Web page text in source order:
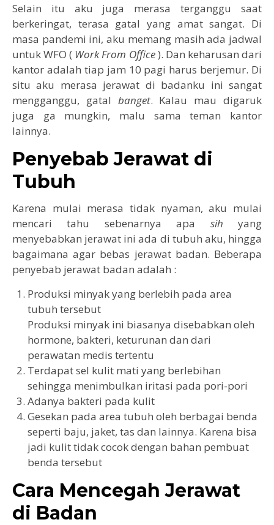
Selain itu aku juga merasa terganggu saat
berkeringat, terasa gatal yang amat sangat. Di
masa pandemi ini, aku memang masih ada jadwal
untuk WFO ( Work From Office). Dan keharusan dari
kantor adalah tiap jam 10 pagi harus berjemur. Di
situ aku merasa jerawat di badanku ini sangat
mengganggu, gatal banget. Kalau mau digaruk
juga ga mungkin, malu sama teman kantor
lainnya.
Penyebab Jerawat di
Tubuh
Karena mulai merasa tidak nyaman, aku mulai
mencari tahu sebenarnya apa sih yang
menyebabkan jerawat ini ada di tubuh aku, hingga
bagaimana agar bebas jerawat badan. Beberapa
penyebab jerawat badan adalah :
Produksi minyak yang berlebih pada area
tubuh tersebut
Produksi minyak ini biasanya disebabkan oleh
hormone, bakteri, keturunan dan dari
perawatan medis tertentu
Terdapat sel kulit mati yang berlebihan
sehingga menimbulkan iritasi pada pori-pori
Adanya bakteri pada kulit
Gesekan pada area tubuh oleh berbagai benda
seperti baju, jaket, tas dan lainnya. Karena bisa
jadi kulit tidak cocok dengan bahan pembuat
benda tersebut
Cara Mencegah Jerawat
di Badan